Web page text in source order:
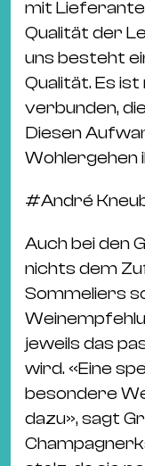
mit
Qualität der
uns besteht
Qualität. Es
verbunden,
Diesen
Wohlergehen
#André
Auch bei den
nichts dem
Sommeliers
jeweils das
wird. «Eine
besondere
dazu», sagt